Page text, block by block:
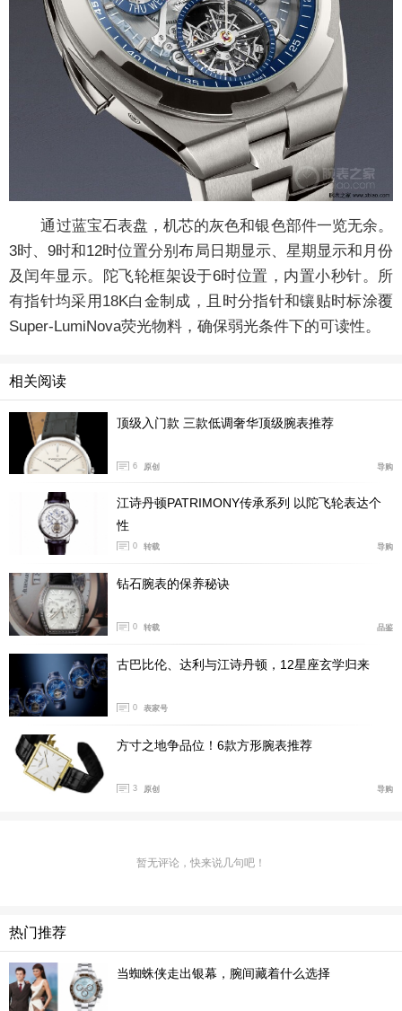
通过蓝宝石表盘，机芯的灰色和银色部件一览无余。
3时、9时和12时位置分别布局日期显示、星期显示和月份
及闰年显示。陀飞轮框架设于6时位置，内置小秒针。所
有指针均采用18K白金制成，且时分指针和镶贴时标涂覆
Super-LumiNova荧光物料，确保弱光条件下的可读性。
表背镜面镌刻江诗丹顿270周年纪念徽标，内部搭载
自主开发和制造的2755 QP手动上弦机芯。该机芯由602
5 QP机芯一直用于Traditionnelle传袭系列。值得一提的
而来。
相关阅读
顶级入门款 三款低调奢华顶级腕表推荐
6 原创 导购
江诗丹顿PATRIMONY传承系列 以陀飞轮表达个
性
0 转载 导购
钻石腕表的保养秘诀
0 转载 品鉴
古巴比伦、达利与江诗丹顿，12星座玄学归来
0 表家号
方寸之地争品位！6款方形腕表推荐
3 原创 导购
暂无评论，快来说几句吧！
热门推荐
当蜘蛛侠走出银幕，腕间藏着什么选择